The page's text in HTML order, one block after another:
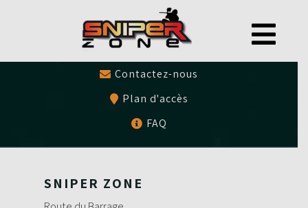
0497479786
Bons cadeaux
Contactez-nous
Plan d'accès
FAQ
SNIPER ZONE